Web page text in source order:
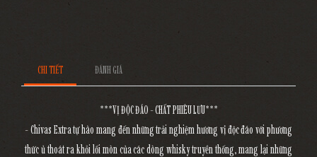
CHI TIẾT ĐÁNH GIÁ
***VỊ ĐỘC ĐÁO - CHẤT PHIÊU LƯU***
- Chivas Extra tự hào mang đến những trải nghiệm hương vị độc đáo với phương
thức ủ thoát ra khỏi lối mòn của các dòng whisky truyền thống, mang lại những